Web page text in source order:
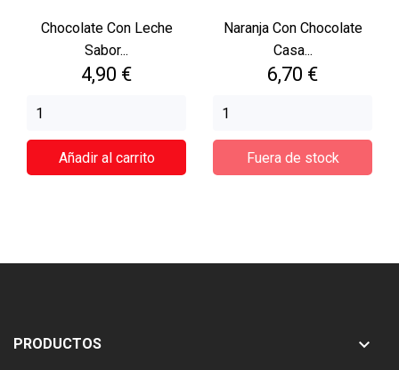
Chocolate Con Leche
Sabor...
Precio
4,90 €
Añadir al carrito
Naranja Con Chocolate
Casa...
Precio
6,70 €
Fuera de stock
PRODUCTOS 